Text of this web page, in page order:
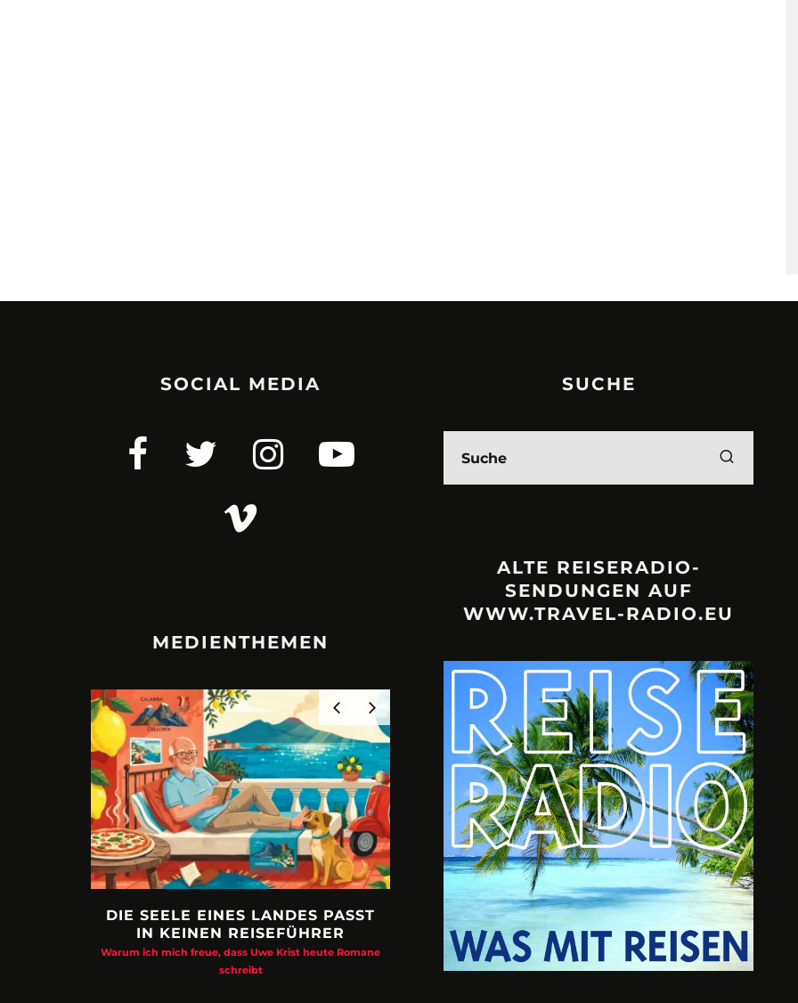
SOCIAL MEDIA
MEDIENTHEMEN
DIE SEELE EINES LANDES PASST
IN KEINEN REISEFÜHRER
Warum ich mich freue, dass Uwe Krist heute Romane
schreibt
URLAUBSFRUST – IST REISEN
KAPUTT?
Philipp Laage „Travel is broken“ - Wege aus der
Urlaubsfalle
A3M –
Mit Krisen-
SUCHE
ALTE REISERADIO-
SENDUNGEN AUF
WWW.TRAVEL-RADIO.EU